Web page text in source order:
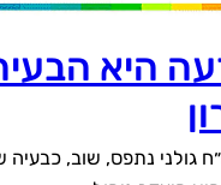
היא
גולני נתפס, שוב,